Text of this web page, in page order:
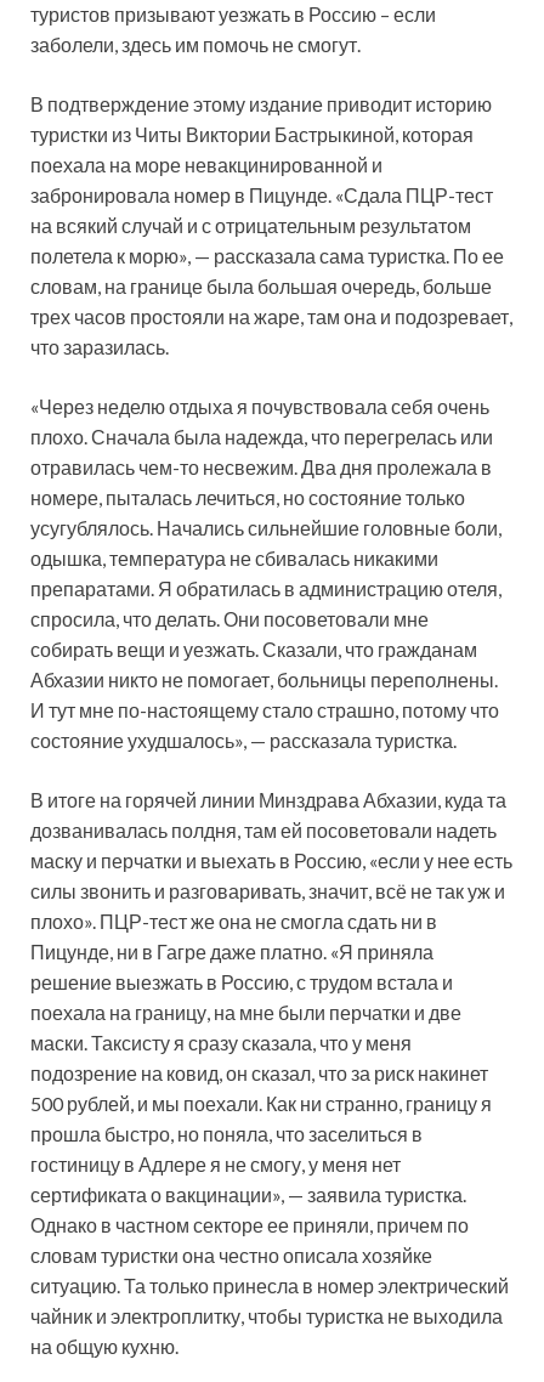
туристов призывают уезжать в Россию – если
заболели, здесь им помочь не смогут.
В подтверждение этому издание приводит историю
туристки из Читы Виктории Бастрыкиной, которая
поехала на море невакцинированной и
забронировала номер в Пицунде. «Сдала ПЦР-тест
на всякий случай и с отрицательным результатом
полетела к морю», — рассказала сама туристка. По ее
словам, на границе была большая очередь, больше
трех часов простояли на жаре, там она и подозревает,
что заразилась.
«Через неделю отдыха я почувствовала себя очень
плохо. Сначала была надежда, что перегрелась или
отравилась чем-то несвежим. Два дня пролежала в
номере, пыталась лечиться, но состояние только
усугублялось. Начались сильнейшие головные боли,
одышка, температура не сбивалась никакими
препаратами. Я обратилась в администрацию отеля,
спросила, что делать. Они посоветовали мне
собирать вещи и уезжать. Сказали, что гражданам
Абхазии никто не помогает, больницы переполнены.
И тут мне по-настоящему стало страшно, потому что
состояние ухудшалось», — рассказала туристка.
В итоге на горячей линии Минздрава Абхазии, куда та
дозванивалась полдня, там ей посоветовали надеть
маску и перчатки и выехать в Россию, «если у нее есть
силы звонить и разговаривать, значит, всё не так уж и
плохо». ПЦР-тест же она не смогла сдать ни в
Пицунде, ни в Гагре даже платно. «Я приняла
решение выезжать в Россию, с трудом встала и
поехала на границу, на мне были перчатки и две
маски. Таксисту я сразу сказала, что у меня
подозрение на ковид, он сказал, что за риск накинет
500 рублей, и мы поехали. Как ни странно, границу я
прошла быстро, но поняла, что заселиться в
гостиницу в Адлере я не смогу, у меня нет
сертификата о вакцинации», — заявила туристка.
Однако в частном секторе ее приняли, причем по
словам туристки она честно описала хозяйке
ситуацию. Та только принесла в номер электрический
чайник и электроплитку, чтобы туристка не выходила
на общую кухню.